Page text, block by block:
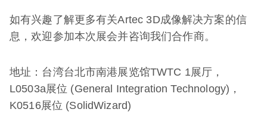
如有兴趣了解更多有关Artec 3D成像解决方案的信
息，欢迎参加本次展会并咨询我们合作商。
地址：台湾台北市南港展览馆TWTC 1展厅，
L0503a展位 (General Integration Technology)，
K0516展位 (SolidWizard)